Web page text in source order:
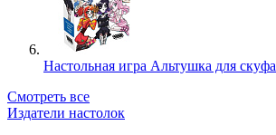
Настольная игра Альтушка для скуфа
Смотреть все
Издатели настолок